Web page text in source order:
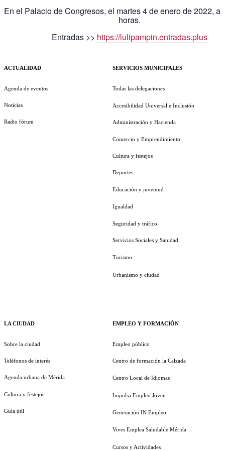
En el Palacio de Congresos, el martes 4 de enero de 2022, a
horas.
Entradas >> https://lulipampin.entradas.plus
ACTUALIDAD
Agenda de eventos
Noticias
Radio fórum
LA CIUDAD
Sobre la ciudad
Teléfonos de interés
Agenda urbana de Mérida
Cultura y festejos
Guía útil
SERVICIOS MUNICIPALES
Todas las delegaciones
Accesibilidad Universal e Inclusión
Administración y Hacienda
Comercio y Emprendimiento
Cultura y festejos
Deportes
Educación y juventud
Igualdad
Seguridad y tráfico
Servicios Sociales y Sanidad
Turismo
Urbanismo y ciudad
EMPLEO Y FORMACIÓN
Empleo público
Centro de formación la Calzada
Centro Local de Idiomas
Impulsa Empleo Joven
Generación IN Empleo
Vives Emplea Saludable Mérida
Cursos y Actividades